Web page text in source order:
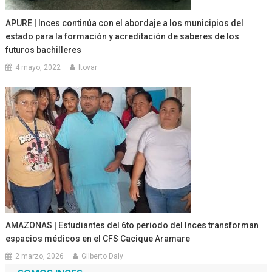
APURE | Inces continúa con el abordaje a los municipios del
estado para la formación y acreditación de saberes de los
futuros bachilleres
4 mayo, 2022 ltovar
AMAZONAS | Estudiantes del 6to periodo del Inces transforman
espacios médicos en el CFS Cacique Aramare
2 marzo, 2026 Gilberto Daly